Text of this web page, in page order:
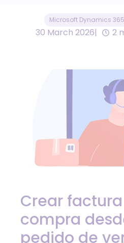
Microsoft Dynamics
30 March 2026 2
Crear
compra
pedido de